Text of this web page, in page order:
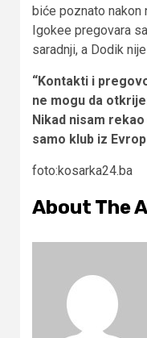
biće poznato nakon
Igokee pregovara
saradnji, a Dodik
“Kontakti i
ne mogu da
Nikad nisam
samo klub iz
foto:kosarka24.ba
About The